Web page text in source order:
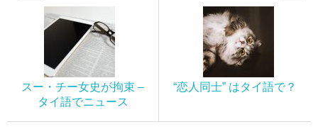
スー・チー女史が拘束 –
タイ語でニュース
“恋人同士” はタイ語で？